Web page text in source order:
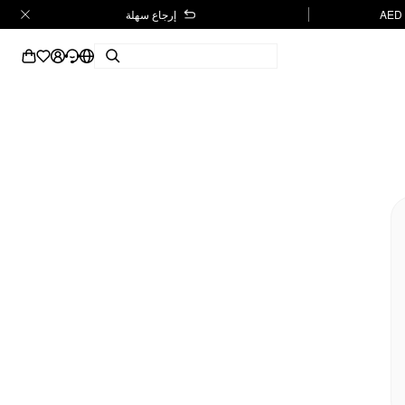
إرجاع سهلة